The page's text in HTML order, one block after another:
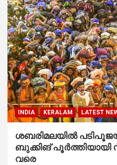
INDIA KERALAM LATEST
ശബരിമലയിൽ
ബുക്കിങ്
വരെ